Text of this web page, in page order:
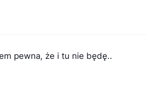
pewna, że i tu nie będę..